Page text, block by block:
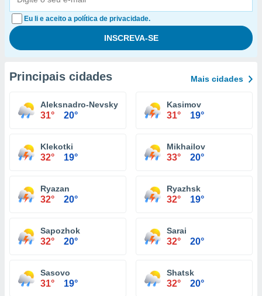
Eu li e aceito a política de privacidade.
Principais cidades Mais cidades
Aleksnadro-Nevsky
31° 20°
Kasimov
31° 19°
Klekotki
32° 19°
Mikhailov
33° 20°
Ryazan
32° 20°
Ryazhsk
32° 19°
Sapozhok
32° 20°
Sarai
32° 20°
Sasovo
31° 19°
Shatsk
32° 20°